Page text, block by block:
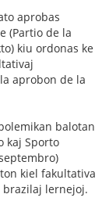
aprobas
(Partio de la
kiu ordonas ke
aprobon de la
balotan
kaj Sporto
kiel fakultativa
lernejoj.